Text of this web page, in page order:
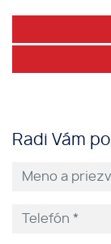
Radi Vám